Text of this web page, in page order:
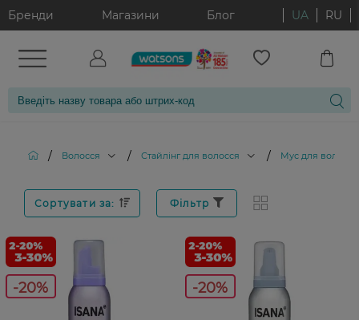
Бренди Магазини Блог UA RU
/ Волосся / Стайлінг для волосся / Мус для волосся
Сортувати за: Фільтр
-20% -20%